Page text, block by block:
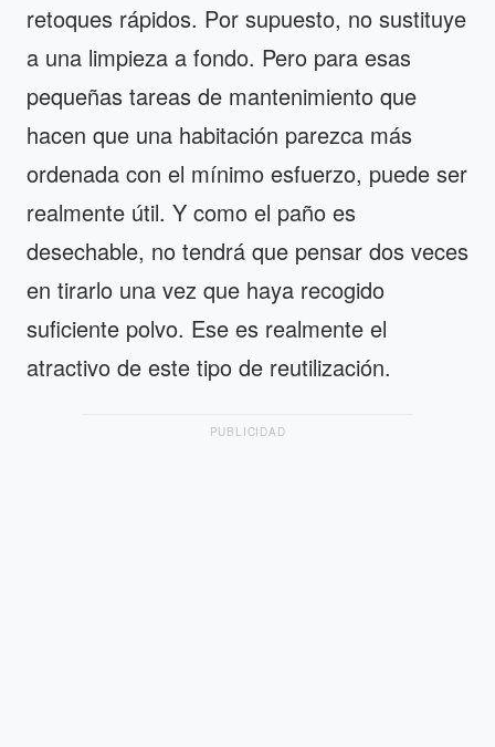
retoques rápidos. Por supuesto, no sustituye
a una limpieza a fondo. Pero para esas
pequeñas tareas de mantenimiento que
hacen que una habitación parezca más
ordenada con el mínimo esfuerzo, puede ser
realmente útil. Y como el paño es
desechable, no tendrá que pensar dos veces
en tirarlo una vez que haya recogido
suficiente polvo. Ese es realmente el
atractivo de este tipo de reutilización.
PUBLICIDAD